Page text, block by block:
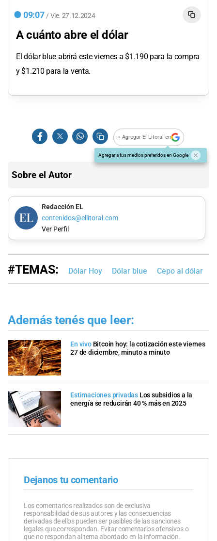
09:07 / Vie. 27.12.2024
A cuánto abre el dólar
El dólar blue abrirá este viernes a $1.190 para la compra
y $1.210 para la venta.
+ Agregar El Litoral en
Agregar a tus medios preferidos en Google
Sobre el Autor
Redacción EL
contenidos@ellitoral.com
Ver Perfil
#TEMAS: Dólar Hoy Dólar blue Cepo al dólar
Además tenés que leer:
En vivo Bitcoin hoy: la cotización este viernes
27 de diciembre, minuto a minuto
Estimaciones privadas Los subsidios a la
energía se reducirán 40 % más en 2025
Dejanos tu comentario
Los comentarios realizados son de exclusiva
responsabilidad de sus autores y las consecuencias
derivadas de ellos pueden ser pasibles de las sanciones
legales que correspondan. Evitar comentarios ofensivos o
que no respondan al tema abordado en la información.